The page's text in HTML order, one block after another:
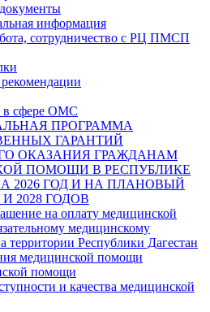
информация
сотрудничество с РЦ ПМСП
в сфере ОМС
ПРОГРАММА
ГАРАНТИЙ
ОКАЗАНИЯ ГРАЖДАНАМ
ПОМОЩИ В РЕСПУБЛИКЕ
2026 ГОД И НА ПЛАНОВЫЙ
2028 ГОДОВ
на оплату медицинской
медицинскому
территории Республики Дагестан
медицинской помощи
помощи
и качества медицинской